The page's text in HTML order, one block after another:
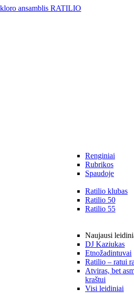
Renginiai
Rubrikos
Spaudoje
Ratilio klubas
Ratilio 50
Ratilio 55
Naujausi
DJ Kaziukas
Etnožadintuvai
Ratilio – ratui
Atviras, bet
kraštui
Visi leidiniai